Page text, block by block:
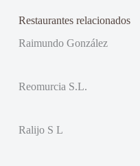
Restaurantes relacionados
Raimundo González
Reomurcia S.L.
Ralijo S L